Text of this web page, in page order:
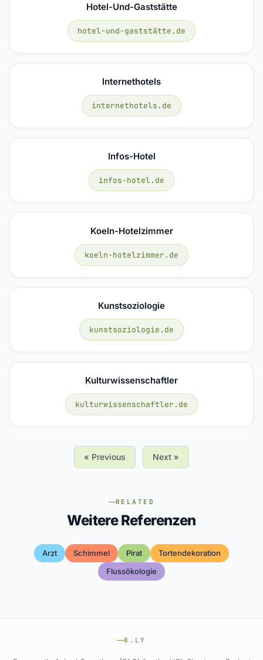
Hotel-Und-Gaststätte
hotel-und-gaststätte.de
Internethotels
internethotels.de
Infos-Hotel
infos-hotel.de
Koeln-Hotelzimmer
koeln-hotelzimmer.de
Kunstsoziologie
kunstsoziologie.de
Kulturwissenschaftler
kulturwissenschaftler.de
« Previous Next »
RELATED
Weitere Referenzen
Arzt Schimmel Pirat
Tortendekoration
Flussökologie
8.LY